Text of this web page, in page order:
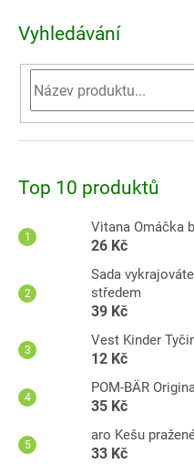
Vyhledávání
Top 10 produktů
Vitana Omáčka
26 Kč
Sada
středem
39 Kč
Vest Kinder
12 Kč
POM-BÄR
35 Kč
aro Kešu
33 Kč